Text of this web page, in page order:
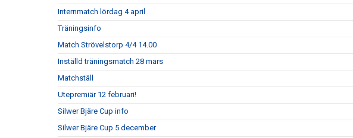
Internmatch lördag 4 april
Träningsinfo
Match Strövelstorp 4/4 14.00
Inställd träningsmatch 28 mars
Matchställ
Utepremiär 12 februari!
Silwer Bjäre Cup info
Silwer Bjäre Cup 5 december